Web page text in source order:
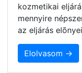
kozmetikai
mennyire
az eljárás
Elolvasom →